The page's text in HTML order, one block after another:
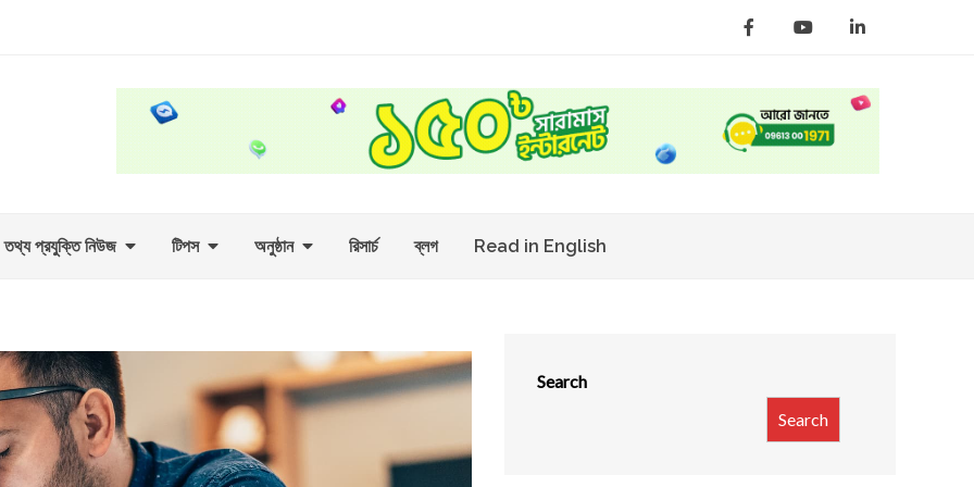
তথ্য প্রযুক্তি নিউজ টিপস অনুষ্ঠান রিসার্চ ব্লগ Read in English
Search
Search